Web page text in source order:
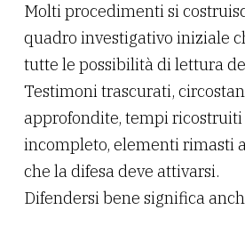
Molti procedimenti si
quadro investigativo iniziale
tutte le possibilità di lettura
Testimoni trascurati,
approfondite, tempi
incompleto, elementi rimasti
che la difesa deve attivarsi.
Difendersi bene significa